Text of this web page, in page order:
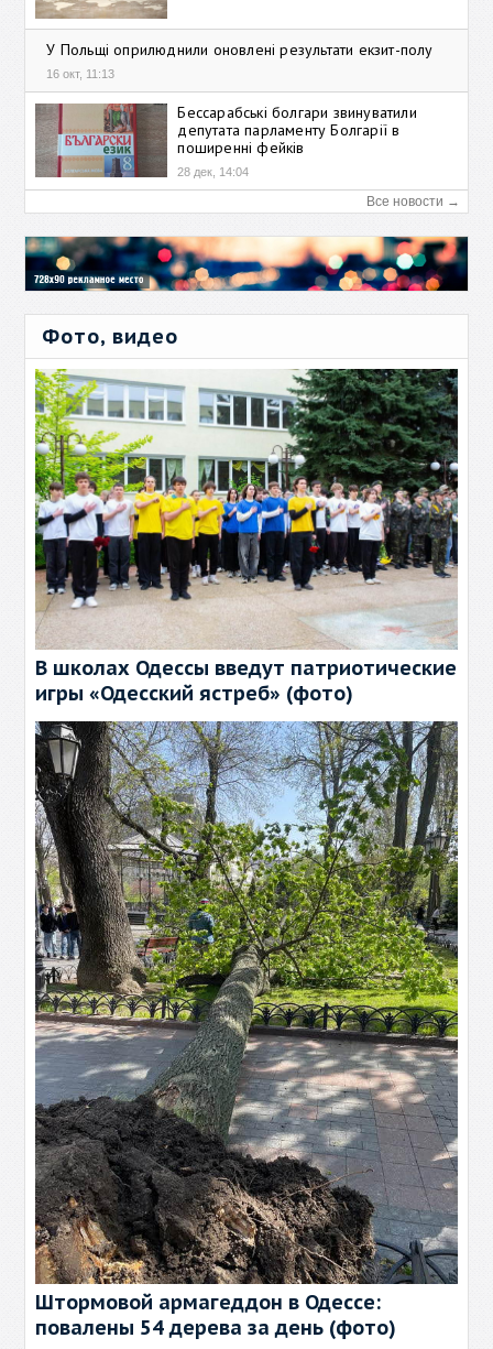
У Польщі оприлюднили оновлені результати екзит-полу
16 окт, 11:13
Бессарабські болгари звинуватили
депутата парламенту Болгарії в
поширенні фейків
28 дек, 14:04
Все новости →
Фото, видео
В школах Одессы введут патриотические
игры «Одесский ястреб» (фото)
Штормовой армагеддон в Одессе:
повалены 54 дерева за день (фото)